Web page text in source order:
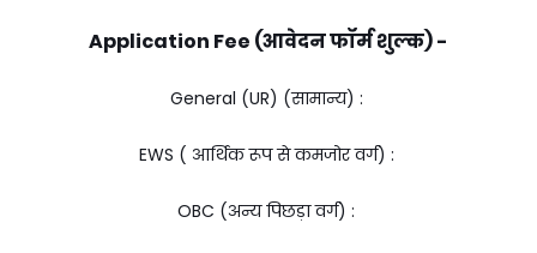
Application Fee (आवेदन फॉर्म शुल्क) -
General (UR) (सामान्य) :
EWS ( आर्थिक रूप से कमजोर वर्ग) :
OBC (अन्य पिछड़ा वर्ग) :